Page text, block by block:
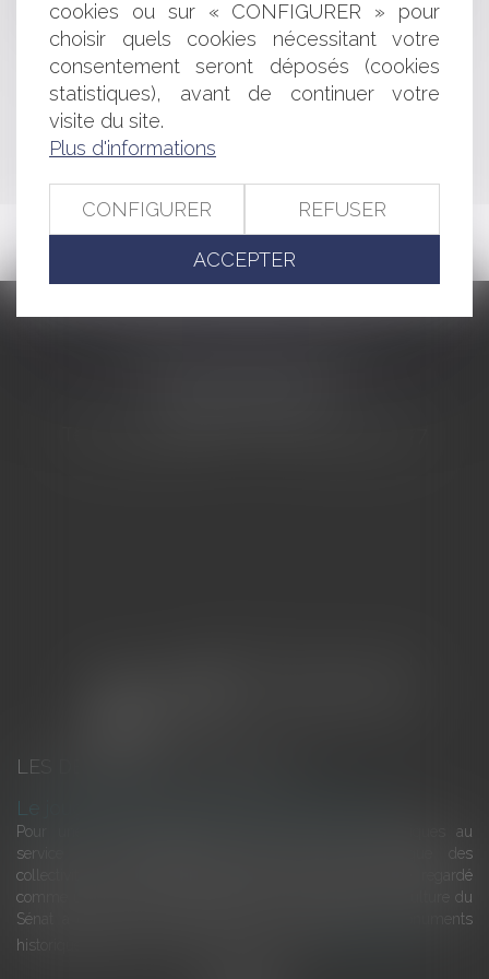
constructible?
< ... 362 363 364 365 366 367 368 ...
LES DERNIÈRES ACTUALITÉS
Le joug léger des monuments historiques
Pour une gestion patrimoniale des monuments historiques au
service du développement économique et touristique des
collectivités Le monument historique a longtemps été regardé
comme une charge. Le rapport que la commission de la culture du
Sénat a consacré, en juillet 2026, à la gestion des monuments
historiques invite à y voir aussi une ressour...
cookies ou sur « CONFIGURER » pour
choisir quels cookies nécessitant votre
consentement seront déposés (cookies
statistiques), avant de continuer votre
visite du site.
Plus d'informations
CONFIGURER REFUSER
ACCEPTER